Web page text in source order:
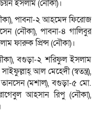
ইসলাম (নৌকা)।
পাবনা-২ আহমেদ ফিরোজ
(নৌকা), পাবনা-৪ গালিবুর
ফারুক প্রিন্স (নৌকা)।
বগুড়া-২ শরিফুল ইসলাম
আল মেহেদী (স্বতন্ত্র),
(মশাল), বগুড়া-৫ মো.
আহসান রিপু (নৌকা),